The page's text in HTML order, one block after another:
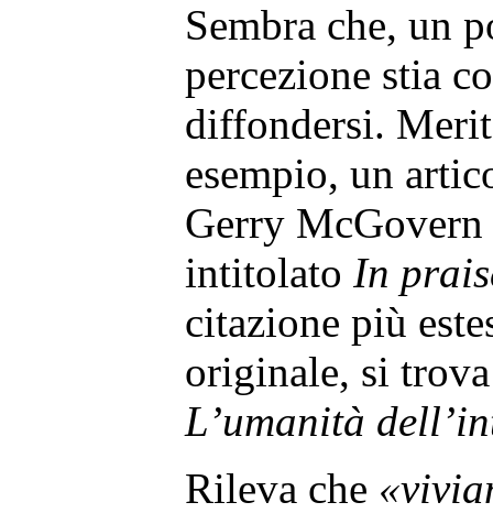
Sembra che, un
percezione stia
diffondersi.
esempio, un
Gerry McGovern
intitolato In
citazione più
originale, si
L’umanità
Rileva che